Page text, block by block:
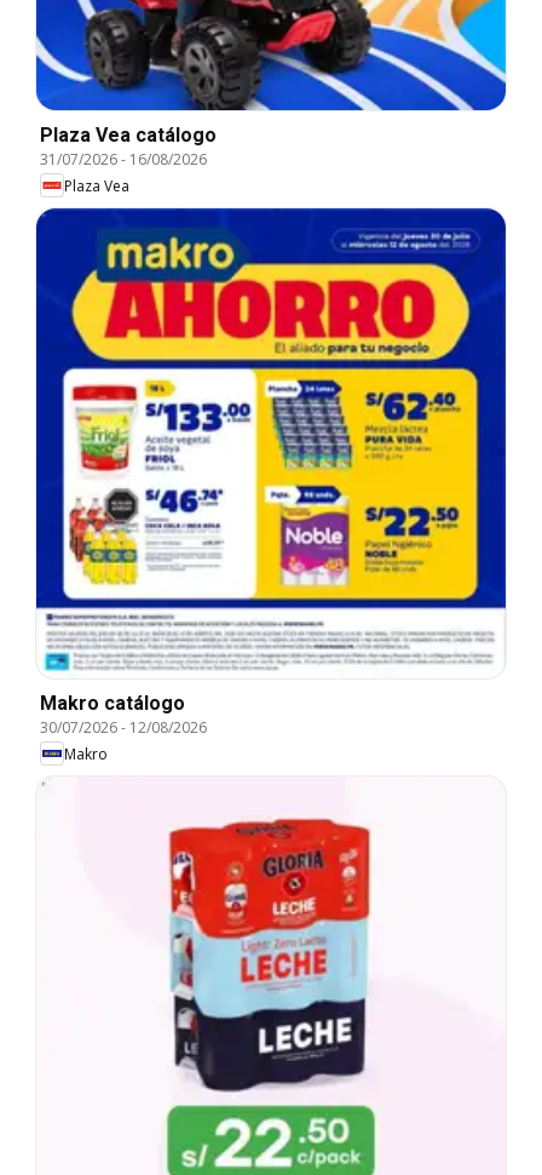
Plaza Vea catálogo
31/07/2026- 16/08/2026
Plaza Vea
Makro catálogo
30/07/2026- 12/08/2026
Makro